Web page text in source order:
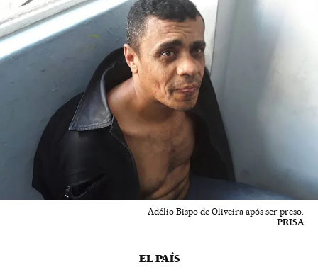
Adélio Bispo de Oliveira após ser preso.
PRISA
EL PAÍS